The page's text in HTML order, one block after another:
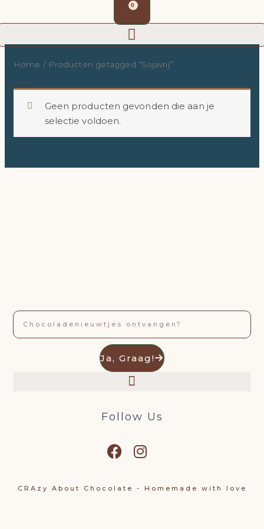
naar
0
Winkelwagen
Home / Producten getagged “Sojavrij”
Sojavrij
Geen producten gevonden die aan je
selectie voldoen.
Email
Ja, Graag!
Follow Us
CRAzy About Chocolate - Homemade with love